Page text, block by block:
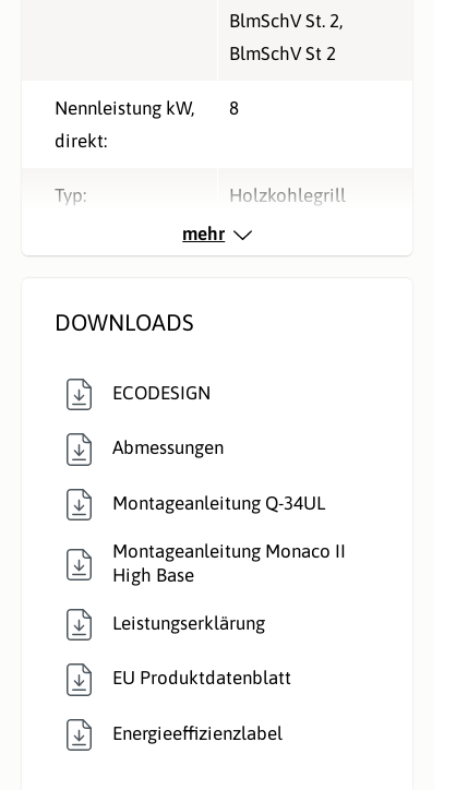
BlmSchV St. 2,
BlmSchV St 2
Nennleistung kW,
direkt:
8
Typ: Holzkohlegrill
Verbrennungsluft:
rial:
Wärmetransport: Luftführend
mehr
DOWNLOADS
ECODESIGN
Abmessungen
Montageanleitung Q-34UL
Montageanleitung Monaco II
High Base
Leistungserklärung
EU Produktdatenblatt
Energieeffizienzlabel